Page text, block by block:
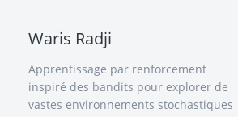
Waris Radji
Apprentissage par renforcement
inspiré des bandits pour explorer de
vastes environnements stochastiques